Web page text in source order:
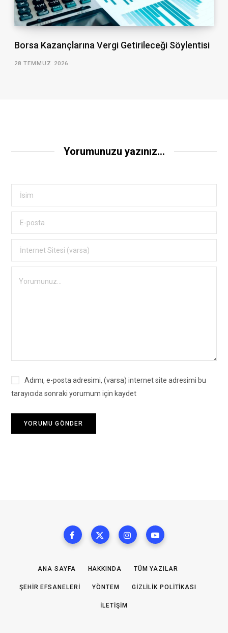
Borsa Kazançlarına Vergi Getirileceği Söylentisi
28 TEMMUZ 2026
Yorumunuzu yazınız...
Adımı, e-posta adresimi, (varsa) internet site adresimi bu
tarayıcıda sonraki yorumum için kaydet
ANA SAYFA HAKKINDA TÜM YAZILAR
ŞEHIR EFSANELERI YÖNTEM GIZLILIK POLITIKASI
İLETIŞIM